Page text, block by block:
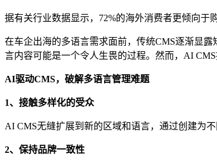
据有关行业数据显示，72%的海外消费者更倾向于
在车企出海的多语言需求面前，传统CMS逐渐显
言内容可能是一个令人生畏的过程。然而，AI
AI驱动CMS， 破解多语言管理难题
1、 接触多样化的受众
AI CMS无缝扩展到新的区域和语言，通过创建为
2、 保持品牌一致性